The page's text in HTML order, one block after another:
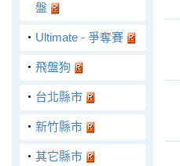
盤
‧ Ultimate - 爭奪賽
‧ 飛盤狗
‧ 台北縣市
‧ 新竹縣市
‧ 其它縣市